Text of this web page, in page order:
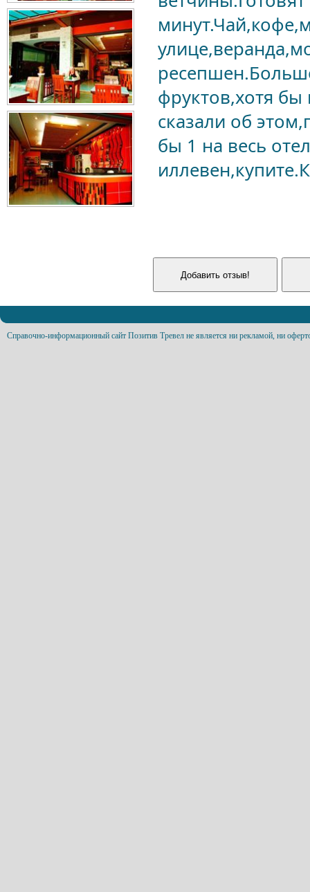
фруктов,хотя бы
сказали об
бы 1 на весь
Справочно-информационный сайт Позитив Тревел не является ни рекламой, ни